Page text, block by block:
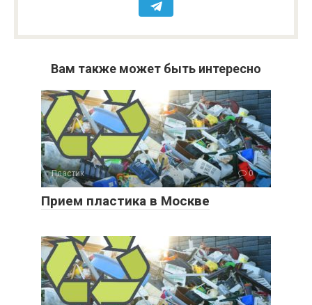
Вам также может быть интересно
Пластик 0
Прием пластика в Москве